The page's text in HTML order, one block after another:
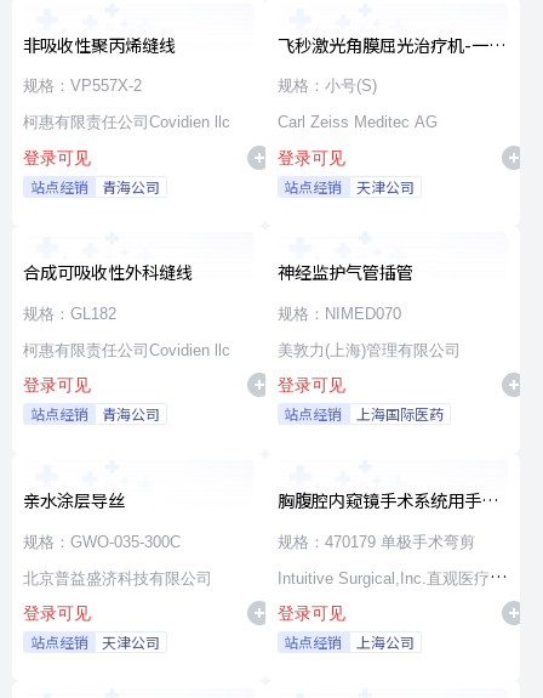
非吸收性聚丙烯缝线
规格：VP557X-2
柯惠有限责任公司Covidien llc
登录可见
站点经销 青海公司
飞秒激光角膜屈光治疗机-一次
性使用无菌治疗包
规格：小号(S)
Carl Zeiss Meditec AG
登录可见
站点经销 天津公司
合成可吸收性外科缝线
规格：GL182
柯惠有限责任公司Covidien llc
登录可见
站点经销 青海公司
神经监护气管插管
规格：NIMED070
美敦力(上海)管理有限公司
登录可见
站点经销 上海国际医药
亲水涂层导丝
规格：GWO-035-300C
北京普益盛济科技有限公司
登录可见
站点经销 天津公司
胸腹腔内窥镜手术系统用手术
器械
规格：470179 单极手术弯剪
Intuitive Surgical,Inc.直观医疗公
司
登录可见
站点经销 上海公司